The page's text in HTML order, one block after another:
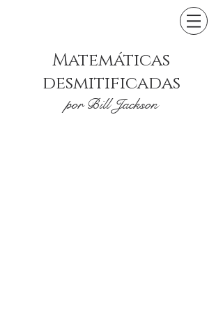
Matemáticas
desmitificadas
por Bill Jackson